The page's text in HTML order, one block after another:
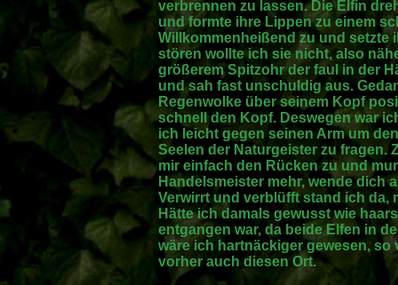
verbrennen zu lassen. Die Elfin
und formte ihre Lippen zu einem
Willkommenheißend zu und setzte
stören wollte ich sie nicht, also
größerem Spitzohr der faul in der
und sah fast unschuldig aus.
Regenwolke über seinem Kopf
schnell den Kopf. Deswegen war
ich leicht gegen seinen Arm um
Seelen der Naturgeister zu fragen.
mir einfach den Rücken zu und
Handelsmeister mehr, wende dich
Verwirrt und verblüfft stand ich da,
Hätte ich damals gewusst wie
entgangen war, da beide Elfen in
wäre ich hartnäckiger gewesen,
vorher auch diesen Ort.